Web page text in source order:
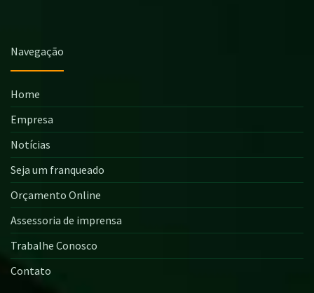
Navegação
Home
Empresa
Notícias
Seja um franqueado
Orçamento Online
Assessoria de imprensa
Trabalhe Conosco
Contato